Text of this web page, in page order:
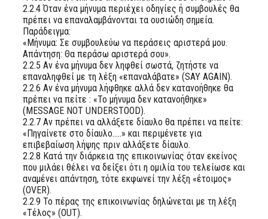
2.2.4 Όταν ένα μήνυμα περιέχει οδηγίες ή συμβουλές θα
πρέπει να επαναλαμβάνονται τα ουσιώδη σημεία.
Παράδειγμα:
«Μήνυμα: Σε συμβουλεύω να περάσεις αριστερά μου.
Απάντηση: Θα περάσω αριστερά σου».
2.2.5 Αν ένα μήνυμα δεν ληφθεί σωστά, ζητήστε να
επαναληφθεί με τη λέξη «επαναλάβατε» (SAY AGAIN).
2.2.6 Αν ένα μήνυμα λήφθηκε αλλά δεν κατανοήθηκε θα
πρέπει να πείτε : «Το μήνυμα δεν κατανοήθηκε»
(MESSAGE NOT UNDERSTOOD).
2.2.7 Αν πρέπει να αλλάξετε δίαυλο θα πρέπει να πείτε:
«Πηγαίνετε στο δίαυλο…..» και περιμένετε για
επιβεβαίωση λήψης πριν αλλάξετε δίαυλο.
2.2.8 Κατά την διάρκεια της επικοινωνίας όταν εκείνος
που μιλάει θέλει να δείξει ότι η ομιλία του τελείωσε και
αναμένει απάντηση, τότε εκφωνεί την λέξη «έτοιμος»
(OVER).
2.2.9 Το πέρας της επικοινωνίας δηλώνεται με τη λέξη
«Τέλος» (OUT).